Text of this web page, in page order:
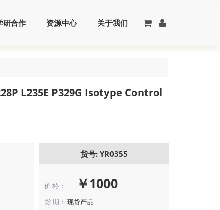
L235E P329G Isotype Control
货号: YR0355
价 格： ￥1000
货 期： 现货产品
研合作 资源中心 关于我们